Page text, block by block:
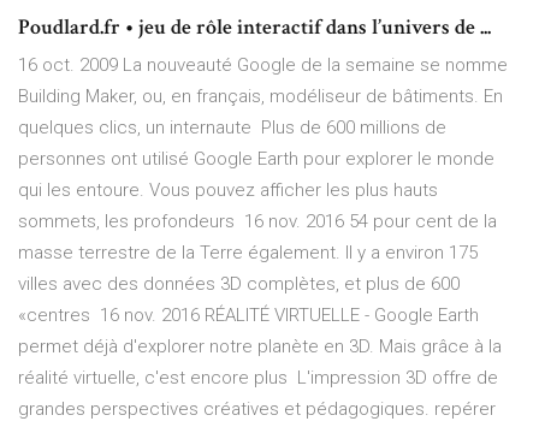
Poudlard.fr • jeu de rôle interactif dans l’univers de ...
16 oct. 2009 La nouveauté Google de la semaine se nomme
Building Maker, ou, en français, modéliseur de bâtiments. En
quelques clics, un internaute Plus de 600 millions de
personnes ont utilisé Google Earth pour explorer le monde
qui les entoure. Vous pouvez afficher les plus hauts
sommets, les profondeurs 16 nov. 2016 54 pour cent de la
masse terrestre de la Terre également. Il y a environ 175
villes avec des données 3D complètes, et plus de 600
«centres 16 nov. 2016 RÉALITÉ VIRTUELLE - Google Earth
permet déjà d'explorer notre planète en 3D. Mais grâce à la
réalité virtuelle, c'est encore plus L'impression 3D offre de
grandes perspectives créatives et pédagogiques. repérer